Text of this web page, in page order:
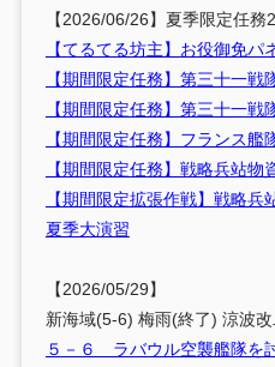
【2026/06/26】夏季限定任務
【てるてる坊主】お役御免パ
【期間限定任務】第三十一戦
【期間限定任務】第三十一戦
【期間限定任務】フランス艦
【期間限定任務】戦略兵站物
【期間限定拡張作戦】戦略兵
夏季大演習
【2026/05/29】
新海域(5-6) 梅雨(終了) 涼波
５－６ ラバウル空襲艦隊を